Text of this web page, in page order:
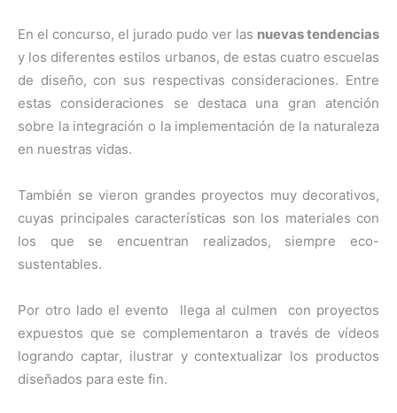
En el concurso, el jurado pudo ver las nuevas tendencias
y los diferentes estilos urbanos, de estas cuatro escuelas
de diseño, con sus respectivas consideraciones. Entre
estas consideraciones se destaca una gran atención
sobre la integración o la implementación de la naturaleza
en nuestras vidas.
También se vieron grandes proyectos muy decorativos,
cuyas principales características son los materiales con
los que se encuentran realizados, siempre eco-
sustentables.
Por otro lado el evento llega al culmen con proyectos
expuestos que se complementaron a través de vídeos
logrando captar, ilustrar y contextualizar los productos
diseñados para este fin.